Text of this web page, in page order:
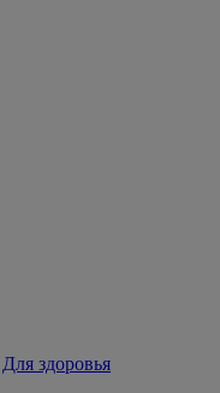
Для здоровья